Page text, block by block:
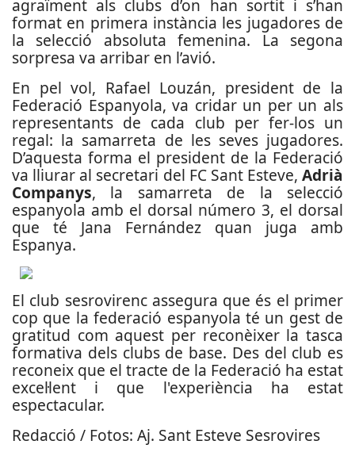
agraïment als clubs d’on han sortit i s’han
format en primera instància les jugadores de
la selecció absoluta femenina. La segona
sorpresa va arribar en l’avió.
En pel vol, Rafael Louzán, president de la
Federació Espanyola, va cridar un per un als
representants de cada club per fer-los un
regal: la samarreta de les seves jugadores.
D’aquesta forma el president de la Federació
va lliurar al secretari del FC Sant Esteve, Adrià
Companys, la samarreta de la selecció
espanyola amb el dorsal número 3, el dorsal
que té Jana Fernández quan juga amb
Espanya.
El club sesrovirenc assegura que és el primer
cop que la federació espanyola té un gest de
gratitud com aquest per reconèixer la tasca
formativa dels clubs de base. Des del club es
reconeix que el tracte de la Federació ha estat
excel·lent i que l'experiència ha estat
espectacular.
Redacció / Fotos: Aj. Sant Esteve Sesrovires